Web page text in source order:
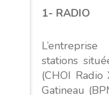
1- RADIO
stations
(CHOI
Gatineau